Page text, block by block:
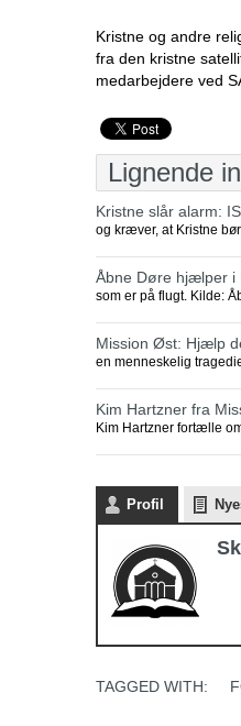
Kristne og andre
fra den kristne
medarbejdere ved
Lignende
Kristne slår alarm:
og kræver, at Kristne
Åbne Døre hjælper i
som er på flugt. Kilde:
Mission Øst: Hjælp
en menneskelig
Kim Hartzner fra
Kim Hartzner fortælle
Profil
TAGGED WITH: